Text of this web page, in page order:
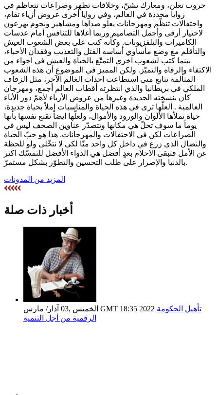
حروب تعلن، ومعارك تشنّ، وخلافات تظهر وصراعات تتعاظم في
زوايا محددة في العالم، وفي زوايا أخرى عروض أزياء تقام،
واحتفالات تنظّم ومهرجانات يعلو صداها ومشاهير ونجوم يهرعون
لاختيار أرقى وأجمل التصاميم وربما أغلاها للتنافس أمام عدسات
الكاميرات والتلفزيونات. وكأنه كتب على بعض الشعوب العيش
والتأقلم مع وضع مأساوي أساسه القتل والتعذيب وفقدان الأحباء،
بينما كتب لشعوب اخرى التمتّع بالحياة والعيش في اجواء من
الاكتفاء والرفاه والتميّز. ولكن المميز في الموضوع أن هذه الشعوب
المتألمة تتابع متى استطاعت احداث العالم الآخر، مثل الزفاف
الملكي في بريطانيا والذي انتظرته أقطاب العالم أجمع، ومهرجان
كان بنسخته الجديدة وغيرها من عروض الأزياء لأهمّ دور الأياء
العالمية . ألعلّها ترى في هذه الحياة والمناسبات املاً بحياة جديدة،
حياة تملأها الألوان والورود والأموال، ولعلّها ايضاً تقنع نفسها بأنها
يوماً ما سوف تحلّ هي مكانها وتتصدّر عناوين الصحف ليس في
الصراعات لكن في الاحتفالات والمهرجانات. هذا هو حبّ الحياة
والنضال الذي زرع في داخل كل واحد منّا لكي لا نتخّلى ولو للحظة
عن الأمل فتبقى الاحلام بغدٍ أفضل هي الدواء الأفضل للتمسّك اكثر
بالدنيا والإصرار على طلب التحسين والتطوّر بشكل مستمرّ.
المزيد من المدونات
أخبار ذات صلة
الخميس ,03 آذار/ مارس GMT 18:35 2022 تأهيل الحكومة
الرقمية من أجل التنمية